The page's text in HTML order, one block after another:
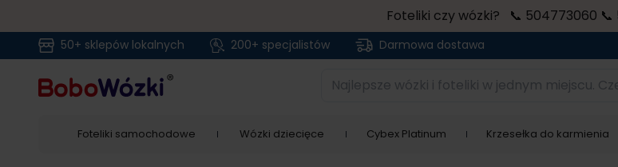
Foteliki czy wózki? 📞 504773060 📞
50+ sklepów lokalnych 200+ specjalistów Darmowa dostawa
Najlepsze wózki i foteliki w jednym miejscu.
Foteliki samochodowe Wózki dziecięce Cybex Platinum Krzesełka do karmienia